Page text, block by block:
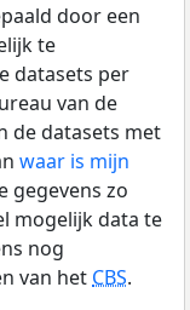
door een
te
datasets per
van de
de datasets met
waar is mijn
gegevens zo
mogelijk data te
nog
van het CBS.